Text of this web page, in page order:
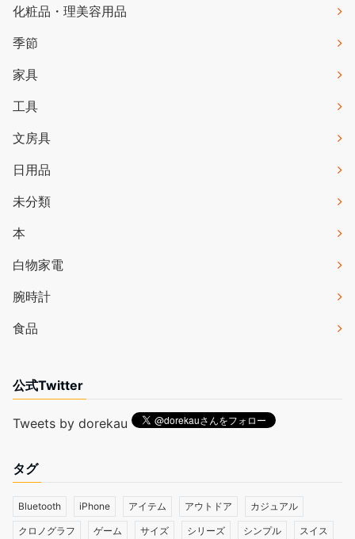
化粧品・理美容用品
季節
家具
工具
文房具
日用品
未分類
本
白物家電
腕時計
食品
公式Twitter
Tweets by dorekau
タグ
Bluetooth iPhone アイテム アウトドア カジュアル
クロノグラフ ゲーム サイズ シリーズ シンプル スイス